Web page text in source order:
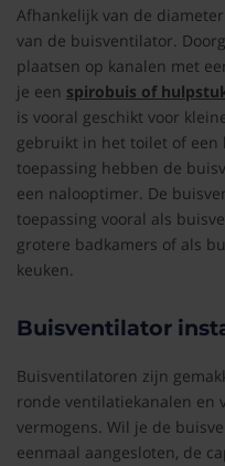
Afhankelijk van de
van de buisventilator.
plaatsen op kanalen met
je een spirobuis of
is vooral geschikt voor
gebruikt in het toilet of een
toepassing hebben de
een nalooptimer. De
toepassing vooral als
grotere badkamers of als
keuken.
Buisventilator
Buisventilatoren zijn
ronde ventilatiekanalen en
vermogens. Wil je de
eenmaal aangesloten, de